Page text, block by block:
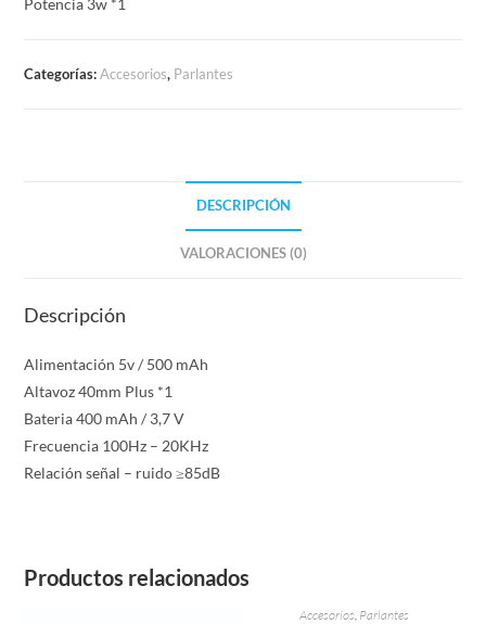
Categorías:Accesorios, Parlantes
DESCRIPCIÓN
VALORACIONES (0)
Descripción
Alimentación 5v / 500 mAh
Altavoz 40mm Plus *1
Bateria 400 mAh / 3,7 V
Frecuencia 100Hz – 20KHz
Relación señal – ruido ≥85dB
Productos relacionados
Accesorios Parlantes